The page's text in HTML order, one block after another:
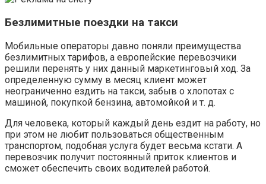
Безлимитные поездки на такси
Мобильные операторы давно поняли преимущества
безлимитных тарифов, а европейские перевозчики
решили перенять у них данный маркетинговый ход. За
определенную сумму в месяц клиент может
неограниченно ездить на такси, забыв о хлопотах с
машиной, покупкой бензина, автомойкой и т. д.
Для человека, который каждый день ездит на работу, но
при этом не любит пользоваться общественным
транспортом, подобная услуга будет весьма кстати. А
перевозчик получит постоянный приток клиентов и
сможет обеспечить своих водителей работой.